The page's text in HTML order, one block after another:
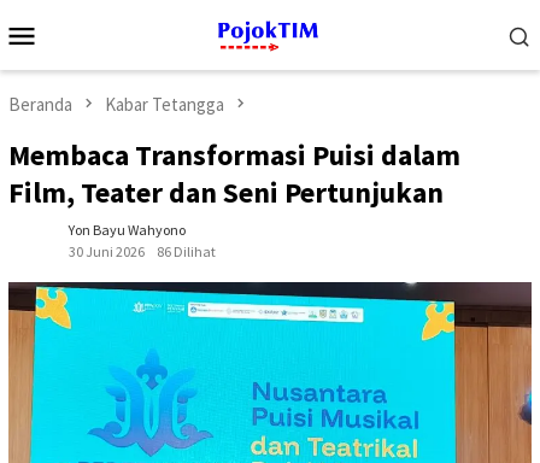
ke
Mobile
Beranda Kabar Tetangga
Membaca Transformasi Puisi dalam
Film, Teater dan Seni Pertunjukan
Yon Bayu Wahyono
30 Juni 2026
86 Dilihat